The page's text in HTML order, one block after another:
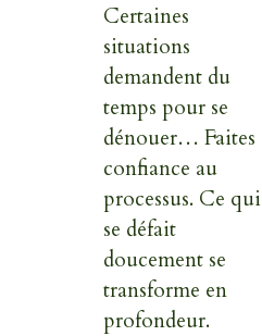
Certaines
situations
demandent du
temps pour se
dénouer… Faites
confiance au
processus. Ce qui
se défait
doucement se
transforme en
profondeur.